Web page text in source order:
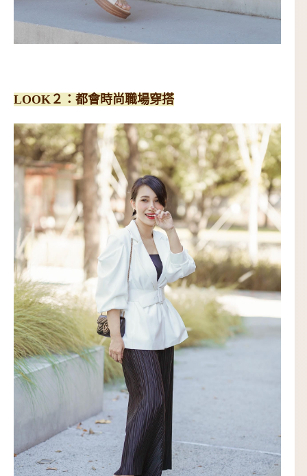
LOOK２：都會時尚職場穿搭